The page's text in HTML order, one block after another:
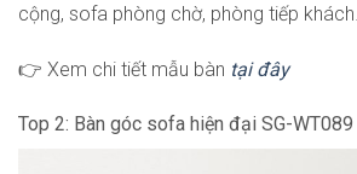
cộng, sofa phòng chờ, phòng tiếp khách…
👉 Xem chi tiết mẫu bàn tại đây
Top 2: Bàn góc sofa hiện đại SG-WT089